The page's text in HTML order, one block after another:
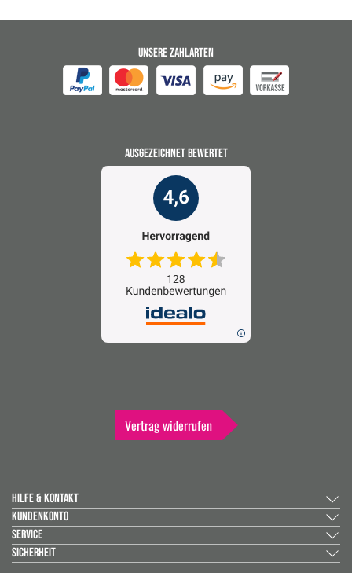
UNSERE ZAHLARTEN
AUSGEZEICHNET BEWERTET
Vertrag widerrufen
HILFE & KONTAKT
KUNDENKONTO
SERVICE
SICHERHEIT